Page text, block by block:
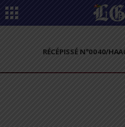
RÉCÉPISSÉ N°0040/